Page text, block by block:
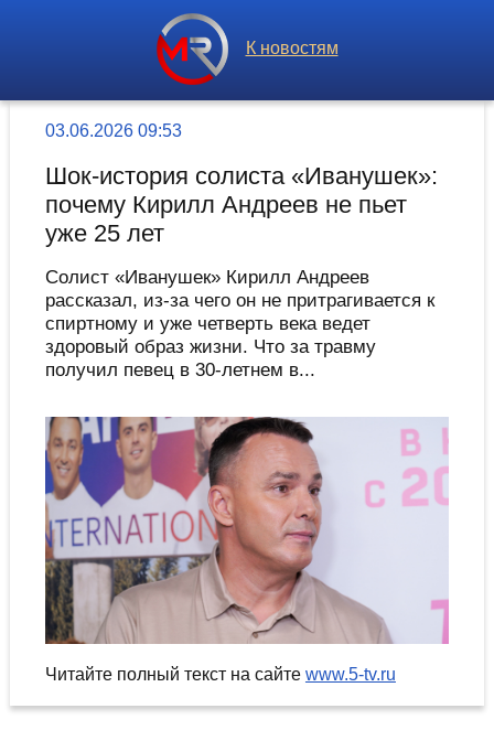
К новостям
03.06.2026 09:53
Шок-история солиста «Иванушек»:
почему Кирилл Андреев не пьет
уже 25 лет
Солист «Иванушек» Кирилл Андреев
рассказал, из-за чего он не притрагивается к
спиртному и уже четверть века ведет
здоровый образ жизни. Что за травму
получил певец в 30-летнем в...
Читайте полный текст на сайте www.5-tv.ru